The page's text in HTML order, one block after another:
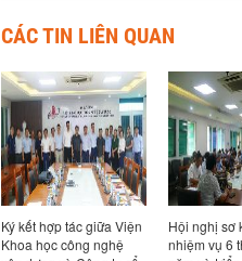
CÁC TIN LIÊN QUAN
Ký kết hợp tác giữa Viện
Khoa học công nghệ
Hội nghị sơ
nhiệm vụ 6